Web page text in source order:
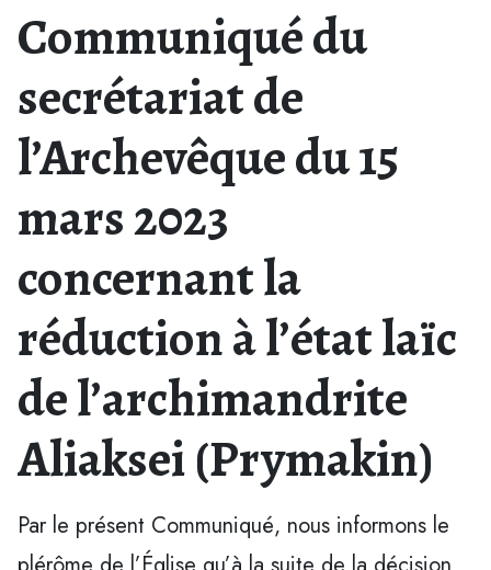
Communiqué du
secrétariat de
l’Archevêque du 15
mars 2023
concernant la
réduction à l’état laïc
de l’archimandrite
Aliaksei (Prymakin)
Par le présent Communiqué, nous informons le